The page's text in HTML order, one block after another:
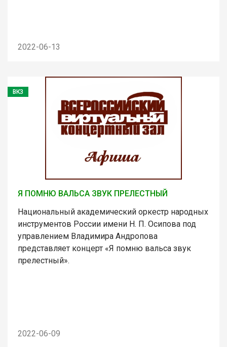
2022-06-13
ВКЗ
Я ПОМНЮ ВАЛЬСА ЗВУК ПРЕЛЕСТНЫЙ
Национальный академический оркестр народных
инструментов России имени Н. П. Осипова под
управлением Владимира Андропова
представляет концерт «Я помню вальса звук
прелестный».
2022-06-09